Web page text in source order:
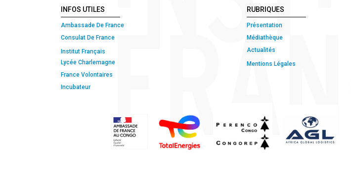
INFOS UTILES
Ambassade De France
Consulat De France
Institut Français
Lycée Charlemagne
France Volontaires
Incubateur
RUBRIQUES
Présentation
Médiathèque
Actualités
Mentions Légales